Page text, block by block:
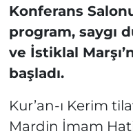
Konferans
program, saygı
ve İstiklal
başladı.
Kur’an-ı Kerim
Mardin İmam